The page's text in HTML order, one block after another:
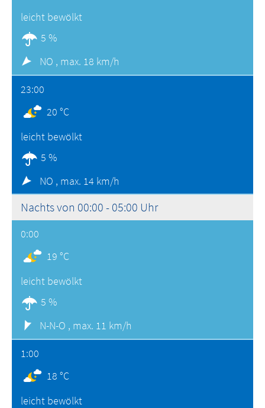
leicht bewölkt
5 %
NO , max. 18 km/h
23:00
20 °C
leicht bewölkt
5 %
NO , max. 14 km/h
Nachts von 00:00 - 05:00 Uhr
0:00
19 °C
leicht bewölkt
5 %
N-N-O , max. 11 km/h
1:00
18 °C
leicht bewölkt